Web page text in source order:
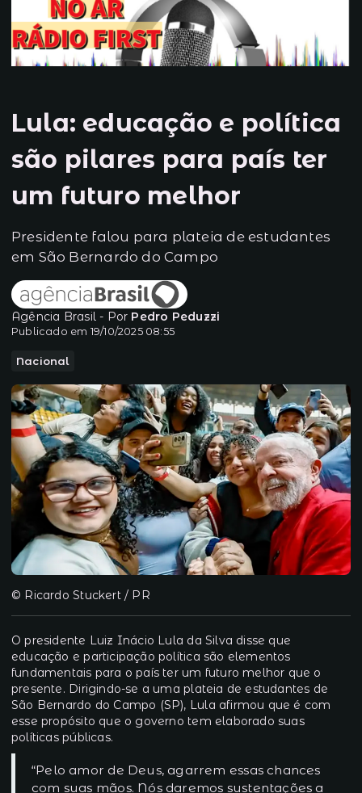
Lula: educação e política
são pilares para país ter
um futuro melhor
Presidente falou para plateia de estudantes
em São Bernardo do Campo
Agência Brasil - Por Pedro Peduzzi
Publicado em 19/10/2025 08:55
Nacional
© Ricardo Stuckert / PR
O presidente Luiz Inácio Lula da Silva disse que
educação e participação política são elementos
fundamentais para o país ter um futuro melhor que o
presente. Dirigindo-se a uma plateia de estudantes de
São Bernardo do Campo (SP), Lula afirmou que é com
esse propósito que o governo tem elaborado suas
políticas públicas.
“Pelo amor de Deus, agarrem essas chances
com suas mãos. Nós daremos sustentações a